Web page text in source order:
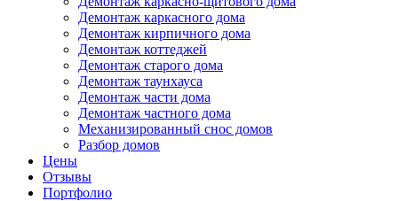
Демонтаж каркасного дома
Демонтаж кирпичного дома
Демонтаж коттеджей
Демонтаж старого дома
Демонтаж таунхауса
Демонтаж части дома
Демонтаж частного дома
Механизированный снос домов
Разбор домов
Цены
Отзывы
Портфолио